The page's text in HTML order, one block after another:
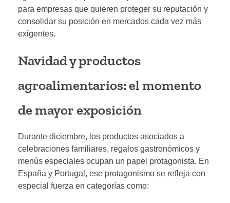
para empresas que quieren proteger su reputación y
consolidar su posición en mercados cada vez más
exigentes.
Navidad y productos
agroalimentarios: el momento
de mayor exposición
Durante diciembre, los productos asociados a
celebraciones familiares, regalos gastronómicos y
menús especiales ocupan un papel protagonista. En
España y Portugal, ese protagonismo se refleja con
especial fuerza en categorías como: